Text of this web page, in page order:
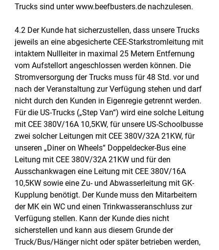
Trucks sind unter www.beefbusters.de nachzulesen.
4.2 Der Kunde hat sicherzustellen, dass unsere Trucks
jeweils an eine abgesicherte CEE-Starkstromleitung mit
intaktem Nullleiter in maximal 25 Metern Entfernung
vom Aufstellort angeschlossen werden können. Die
Stromversorgung der Trucks muss für 48 Std. vor und
nach der Veranstaltung zur Verfügung stehen und darf
nicht durch den Kunden in Eigenregie getrennt werden.
Für die US-Trucks („Step Van“) wird eine solche Leitung
mit CEE 380V/16A 10,5KW, für unsere US-Schoolbusse
zwei solcher Leitungen mit CEE 380V/32A 21KW, für
unseren „Diner on Wheels“ Doppeldecker-Bus eine
Leitung mit CEE 380V/32A 21KW und für den
Ausschankwagen eine Leitung mit CEE 380V/16A
10,5KW sowie eine Zu- und Abwasserleitung mit GK-
Kupplung benötigt. Der Kunde muss den Mitarbeitern
der MK ein WC und einen Trinkwasseranschluss zur
Verfügung stellen. Kann der Kunde dies nicht
sicherstellen und kann aus diesem Grunde der
Truck/Bus/Hänger nicht oder später betrieben werden,